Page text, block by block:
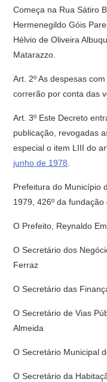
Começa na Rua Sátiro
Hermenegildo Góis
Hélvio de Oliveira
Matarazzo.
Art. 2º As despesas
correrão por conta das
Art. 3º Este Decreto
publicação, revogadas
especial o item LIII do
junho de 1978
Prefeitura do Município
1979, 426º da fundação
O Prefeito, Reynaldo
O Secretário dos
Ferraz
O Secretário das
O Secretário de Vias
Almeida
O Secretário Municipal
O Secretário da